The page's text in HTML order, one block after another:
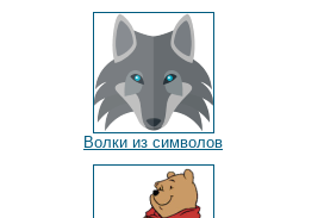
Волки из символов